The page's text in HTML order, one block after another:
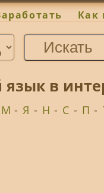
Как
в
М - Я - Н - С - П -